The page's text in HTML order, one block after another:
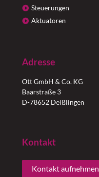
Steuerungen
Aktuatoren
Adresse
Ott GmbH & Co. KG
Baarstraße 3
D-78652 Deißlingen
Kontakt
Kontakt aufnehmen